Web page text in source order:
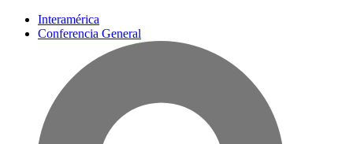
Interamérica
Conferencia General